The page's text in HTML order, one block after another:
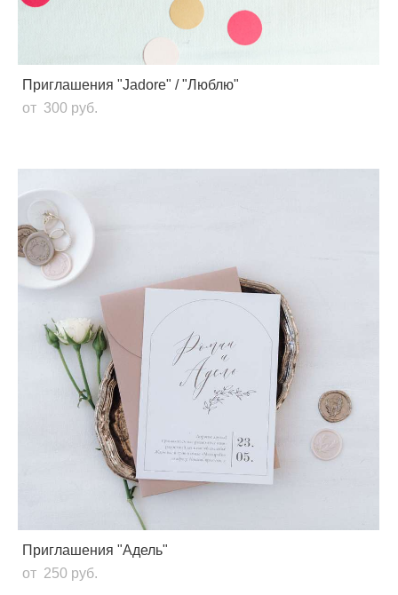
Приглашения "Jadore" / "Люблю"
от 300 pуб.
Приглашения "Адель"
от 250 pуб.